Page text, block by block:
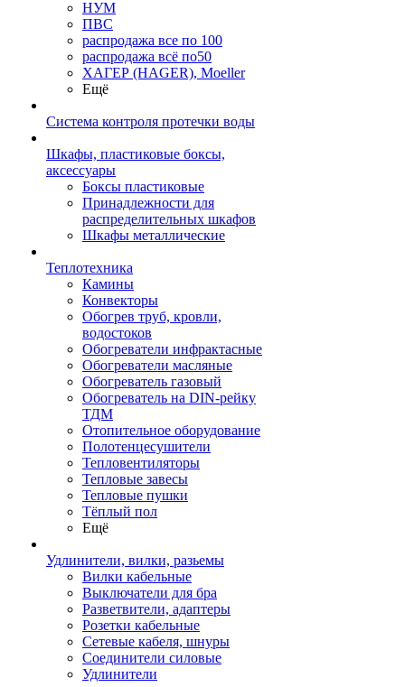
НУМ
ПВС
распродажа все по 100
распродажа всё по50
ХАГЕР (HAGER), Moeller
Ещё
Система контроля протечки воды
Шкафы, пластиковые боксы,
аксессуары
Боксы пластиковые
Принадлежности для
распределительных шкафов
Шкафы металлические
Теплотехника
Камины
Конвекторы
Обогрев труб, кровли,
водостоков
Обогреватели инфрактасные
Обогреватели масляные
Обогреватель газовый
Обогреватель на DIN-рейку
ТДМ
Отопительное оборудование
Полотенцесушители
Тепловентиляторы
Тепловые завесы
Тепловые пушки
Тёплый пол
Ещё
Удлинители, вилки, разьемы
Вилки кабельные
Выключатели для бра
Разветвители, адаптеры
Розетки кабельные
Сетевые кабеля, шнуры
Соединители силовые
Удлинители